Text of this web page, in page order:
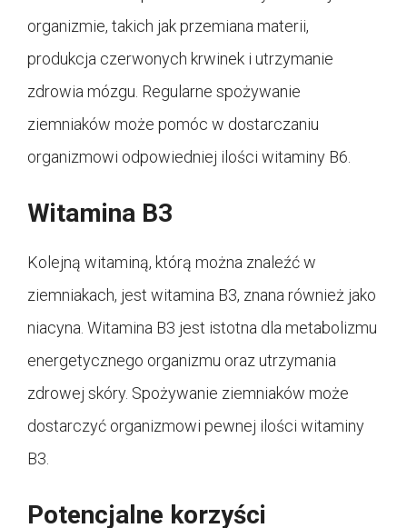
organizmie, takich jak przemiana materii,
produkcja czerwonych krwinek i utrzymanie
zdrowia mózgu. Regularne spożywanie
ziemniaków może pomóc w dostarczaniu
organizmowi odpowiedniej ilości witaminy B6.
Witamina B3
Kolejną witaminą, którą można znaleźć w
ziemniakach, jest witamina B3, znana również jako
niacyna. Witamina B3 jest istotna dla metabolizmu
energetycznego organizmu oraz utrzymania
zdrowej skóry. Spożywanie ziemniaków może
dostarczyć organizmowi pewnej ilości witaminy
B3.
Potencjalne korzyści